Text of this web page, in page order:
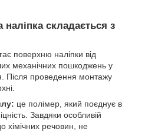
складається з
поверхню наліпки від
механічних пошкоджень у
Після проведення монтажу
це полімер, який поєднує в
Завдяки особливій
хімічних речовин, не